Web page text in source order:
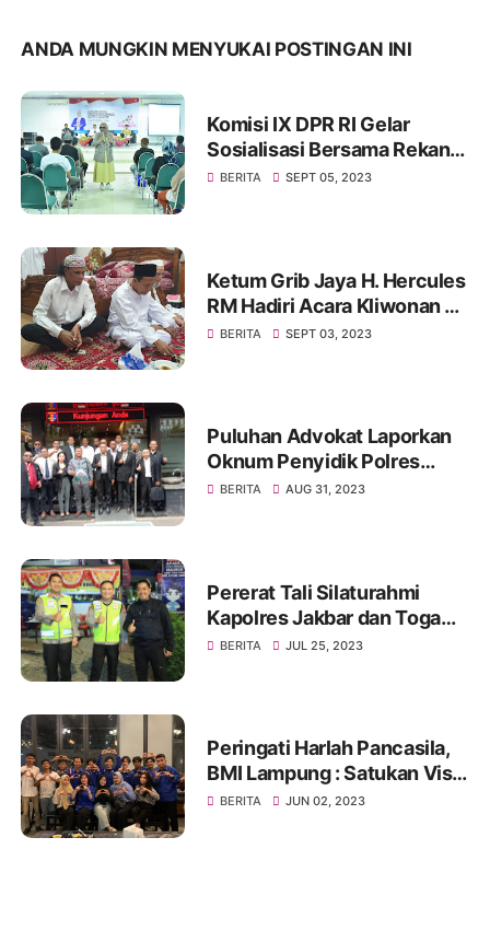
ANDA MUNGKIN MENYUKAI POSTINGAN INI
Komisi IX DPR RI Gelar
Sosialisasi Bersama Rekan
Mitra Kerjanya BKKBN di
BERITA SEPT 05, 2023
Ketum Grib Jaya H. Hercules
RM Hadiri Acara Kliwonan di
Pekalongan dan Milad Ke 11
BERITA SEPT 03, 2023
Puluhan Advokat Laporkan
Oknum Penyidik Polres
JAKSEL Ke Propam Mabes
BERITA AUG 31, 2023
Pererat Tali Silaturahmi
Kapolres Jakbar dan Toga
Serta Tomas, Ini Kata Tokoh
BERITA JUL 25, 2023
Peringati Harlah Pancasila,
BMI Lampung : Satukan Visi,
Merajut Persatuan
BERITA JUN 02, 2023